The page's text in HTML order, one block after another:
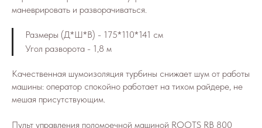
маневрировать и разворачиваться.
Размеры (Д*Ш*В) - 175*110*141 см
Угол разворота - 1,8 м
Качественная шумоизоляция турбины снижает шум от работы
машины: оператор спокойно работает на тихом райдере, не
мешая присутствующим.
Пульт управления поломоечной машиной ROOTS RB 800